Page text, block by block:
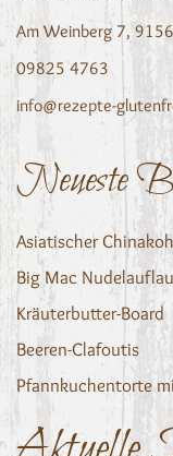
Am Weinberg 7,
09825 4763
info@rezepte-
Neueste
Asiatischer
Big Mac
Kräuterbutter-Board
Beeren-Clafoutis
Pfannkuchentorte